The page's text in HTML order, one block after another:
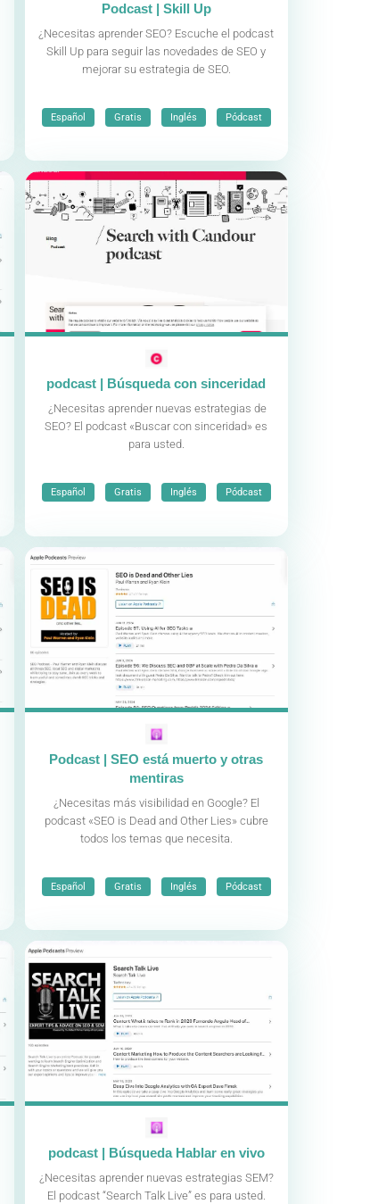
Podcast | Skill Up
¿Necesitas aprender SEO? Escuche el podcast
Skill Up para seguir las novedades de SEO y
mejorar su estrategia de SEO.
Español Gratis Inglés Pódcast
podcast | Búsqueda con sinceridad
¿Necesitas aprender nuevas estrategias de
SEO? El podcast «Buscar con sinceridad» es
para usted.
Español Gratis Inglés Pódcast
Podcast | SEO está muerto y otras
mentiras
¿Necesitas más visibilidad en Google? El
podcast «SEO is Dead and Other Lies» cubre
todos los temas que necesita.
Español Gratis Inglés Pódcast
podcast | Búsqueda Hablar en vivo
¿Necesitas aprender nuevas estrategias SEM?
El podcast “Search Talk Live” es para usted.